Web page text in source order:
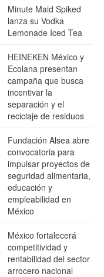
Minute Maid Spiked
lanza su Vodka
Lemonade Iced Tea
HEINEKEN México y
Ecolana presentan
campaña que busca
incentivar la
separación y el
reciclaje de residuos
Fundación Alsea abre
convocatoria para
impulsar proyectos de
seguridad alimentaria,
educación y
empleabilidad en
México
México fortalecerá
competitividad y
rentabilidad del sector
arrocero nacional